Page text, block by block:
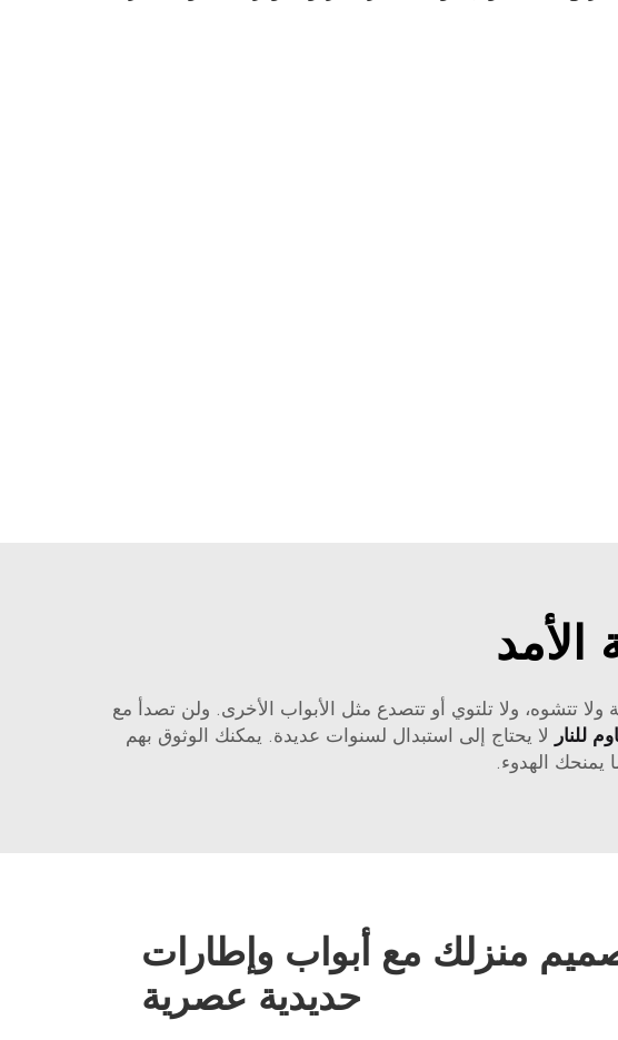
تتشوه، ولا تلتوي أو تتصدع مثل الأبواب الأخرى. ولن تصدأ مع
للنار لا يحتاج إلى استبدال لسنوات عديدة. يمكنك الوثوق بهم
يمنحك الهدوء.
منزلك مع أبواب وإطارات
حديدية عصرية